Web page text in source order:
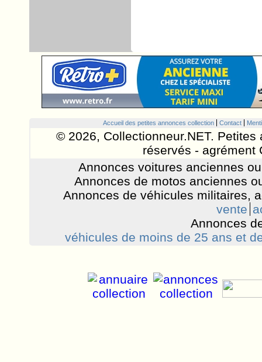
Accueil des petites annonces collection Contact
© 2026, Collectionneur.NET.
réservés - agrément
Annonces voitures anciennes
Annonces de motos anciennes
Annonces de véhicules militaires,
vente
Annonces
véhicules de moins de 25 ans et